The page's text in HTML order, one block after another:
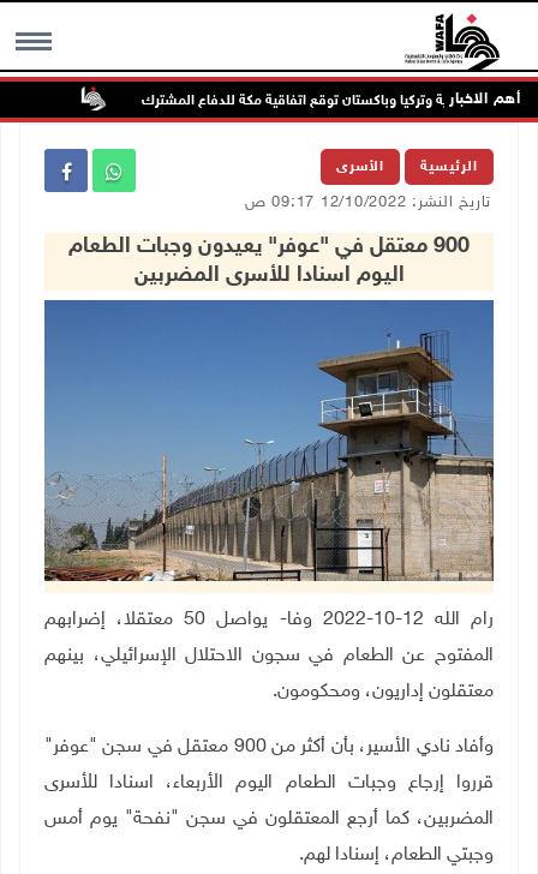
MENU أهم الاخبار
السعودية وتركيا وباكستان توقع اتفاقية مكة للدفاع المشترك
الرئيسية الأسرى
تاريخ النشر: 12/10/2022 09:17 ص
900 معتقل في "عوفر" يعيدون وجبات الطعام
اليوم اسنادا للأسرى المضربين
رام الله 12-10-2022 وفا- يواصل 50 معتقلا، إضرابهم
المفتوح عن الطعام في سجون الاحتلال الإسرائيلي، بينهم
معتقلون إداريون، ومحكومون.
وأفاد نادي الأسير، بأن أكثر من 900 معتقل في سجن "عوفر"
قرروا إرجاع وجبات الطعام اليوم الأربعاء، اسنادا للأسرى
المضربين، كما أرجع المعتقلون في سجن "نفحة" يوم أمس
وجبتي الطعام، إسنادا لهم.